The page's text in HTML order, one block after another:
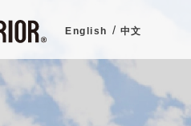
English 中文